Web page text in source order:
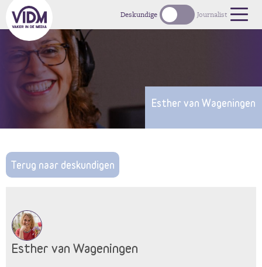
Deskundige Journalist
Esther van Wageningen
Terug naar deskundigen
Esther van Wageningen